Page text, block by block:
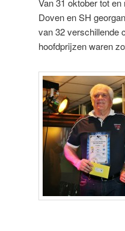
Doven en SH
van 32 verschillende
hoofdprijzen waren